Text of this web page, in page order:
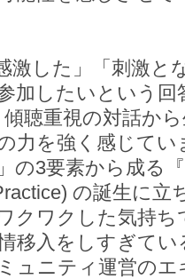
激した」「刺激と
加したいという回
聴重視の対話か
力を強く感じてい
の3要素から成る
の誕生に
クワクした気持
移入をしすぎて
ュニティ運営の